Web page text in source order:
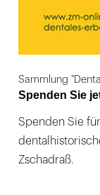
Sammlung
Spenden Sie
Spenden Sie
Zschadraß.